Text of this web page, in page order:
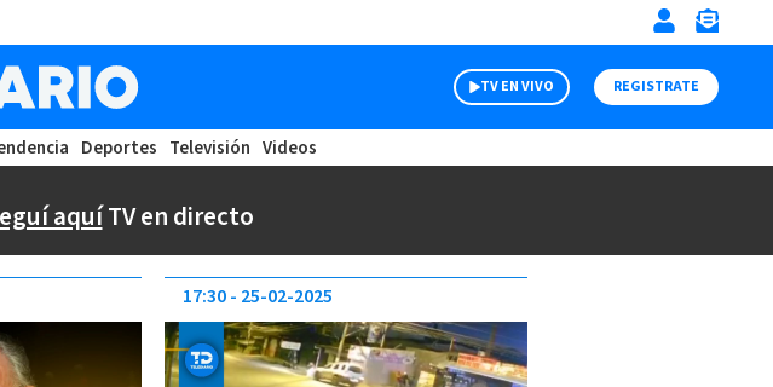
TV EN VIVO REGISTRATE
Deportes Televisión Videos
aquíTV en directo
17:30 25-02-2025